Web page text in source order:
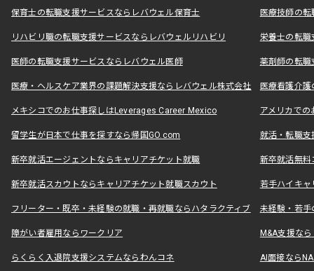
保育士の転職支援サービスならレバウェル保育士 医療技師の
リハビリ職の転職支援サービスならレバウェルリハビリ 栄養士の転
医師の転職支援サービスならレバウェル医師 薬剤師の転
医療・ヘルスケア業界の課題解決支援ならレバウェル株式会社 医療看護介
メキシコでのお仕事探しはLeverages Career Mexico アメリカで
留学生が日本で仕事を探すなら帰国GO.com 就活・転職
新卒就活エージェントならキャリアチケット就職 新卒就活無料
新卒就活スカウトならキャリアチケット就職スカウト 若手ハイキ
フリーター・既卒・未経験の就職・再就職ならハタラクティブ 未経験・若手
障がい者雇用ならワークリア M&A支援な
らくらく入退院支援システムならわんコネ AI面接なら